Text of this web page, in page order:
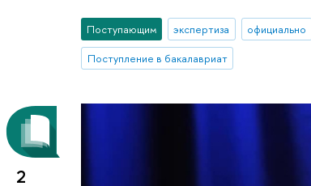
Поступающим экспертиза официально
Поступление в бакалавриат
2